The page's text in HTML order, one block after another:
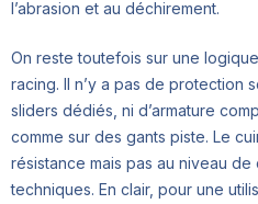
l’abrasion et au déchirement.
On reste toutefois sur une
racing. Il n’y a pas de protection
sliders dédiés, ni d’armature
comme sur des gants piste. Le
résistance mais pas au niveau
techniques. En clair, pour une